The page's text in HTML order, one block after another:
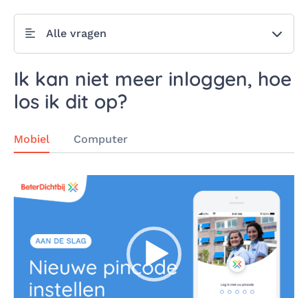
Alle vragen
Ik kan niet meer inloggen, hoe
los ik dit op?
Mobiel Computer
Videospeler